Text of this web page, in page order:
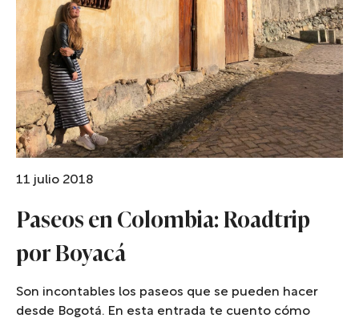
11 julio 2018
Paseos en Colombia: Roadtrip
por Boyacá
Son incontables los paseos que se pueden hacer
desde Bogotá. En esta entrada te cuento cómo